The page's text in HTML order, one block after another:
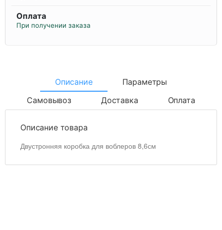
Оплата
При получении заказа
Описание
Параметры
Самовывоз
Доставка Оплата
Описание товара
Двустронняя коробка для воблеров 8,6см